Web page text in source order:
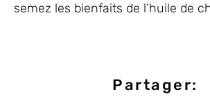
semez les bienfaits de l’huile de
Partager: